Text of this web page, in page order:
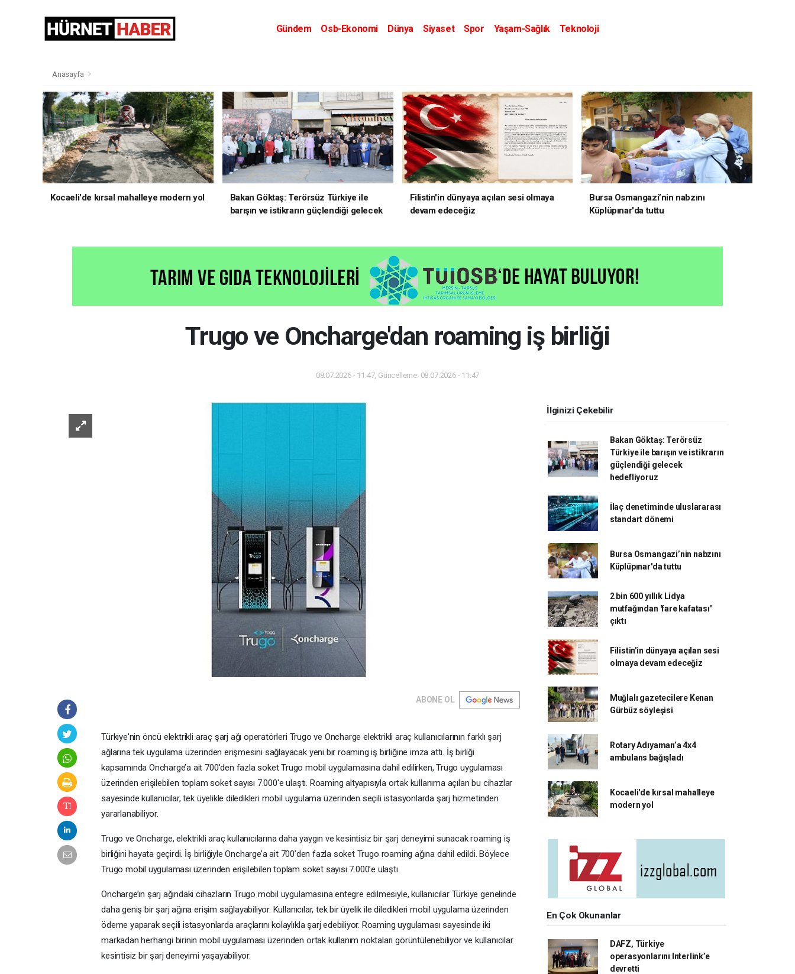
Gündem Osb-Ekonomi Dünya Siyaset Spor Yaşam-Sağlık
Teknoloji
Anasayfa
Kocaeli'de kırsal mahalleye modern yol
Bakan Göktaş: Terörsüz Türkiye ile
barışın ve istikrarın güçlendiği gelecek
Filistin'in dünyaya açılan sesi olmaya
devam edeceğiz
Bursa Osmangazi’nin nabzını
Küplüpınar'da tuttu
Trugo ve Oncharge'dan roaming iş birliği
08.07.2026 - 11:47, Güncelleme: 08.07.2026 - 11:47
ABONE OL
Türkiye'nin öncü elektrikli araç şarj ağı operatörleri Trugo ve Oncharge elektrikli araç kullanıcılarının farklı şarj
ağlarına tek uygulama üzerinden erişmesini sağlayacak yeni bir roaming iş birliğine imza attı. İş birliği
kapsamında Oncharge’a ait 700'den fazla soket Trugo mobil uygulamasına dahil edilirken, Trugo uygulaması
üzerinden erişilebilen toplam soket sayısı 7.000'e ulaştı. Roaming altyapısıyla ortak kullanıma açılan bu cihazlar
sayesinde kullanıcılar, tek üyelikle diledikleri mobil uygulama üzerinden seçili istasyonlarda şarj hizmetinden
yararlanabiliyor.
Trugo ve Oncharge, elektrikli araç kullanıcılarına daha yaygın ve kesintisiz bir şarj deneyimi sunacak roaming iş
birliğini hayata geçirdi. İş birliğiyle Oncharge’a ait 700’den fazla soket Trugo roaming ağına dahil edildi. Böylece
Trugo mobil uygulaması üzerinden erişilebilen toplam soket sayısı 7.000’e ulaştı.
Oncharge’ın şarj ağındaki cihazların Trugo mobil uygulamasına entegre edilmesiyle, kullanıcılar Türkiye genelinde
daha geniş bir şarj ağına erişim sağlayabiliyor. Kullanıcılar, tek bir üyelik ile diledikleri mobil uygulama üzerinden
ödeme yaparak seçili istasyonlarda araçlarını kolaylıkla şarj edebiliyor. Roaming uygulaması sayesinde iki
markadan herhangi birinin mobil uygulaması üzerinden ortak kullanım noktaları görüntülenebiliyor ve kullanıcılar
kesintisiz bir şarj deneyimi yaşayabiliyor.
İlginizi Çekebilir
Bakan Göktaş: Terörsüz
Türkiye ile barışın ve istikrarın
güçlendiği gelecek
hedefliyoruz
İlaç denetiminde uluslararası
standart dönemi
Bursa Osmangazi’nin nabzını
Küplüpınar'da tuttu
2 bin 600 yıllık Lidya
mutfağından 'fare kafatası'
çıktı
Filistin'in dünyaya açılan sesi
olmaya devam edeceğiz
Muğlalı gazetecilere Kenan
Gürbüz söyleşisi
Rotary Adıyaman’a 4x4
ambulans bağışladı
Kocaeli'de kırsal mahalleye
modern yol
En Çok Okunanlar
DAFZ, Türkiye
operasyonlarını Interlink’e
devretti